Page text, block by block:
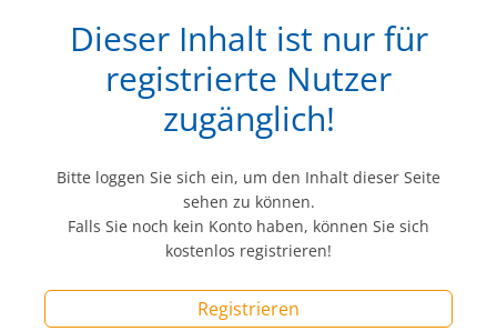
Dieser Inhalt ist nur für
registrierte Nutzer
zugänglich!
Bitte loggen Sie sich ein, um den Inhalt dieser Seite
sehen zu können.
Falls Sie noch kein Konto haben, können Sie sich
kostenlos registrieren!
Registrieren